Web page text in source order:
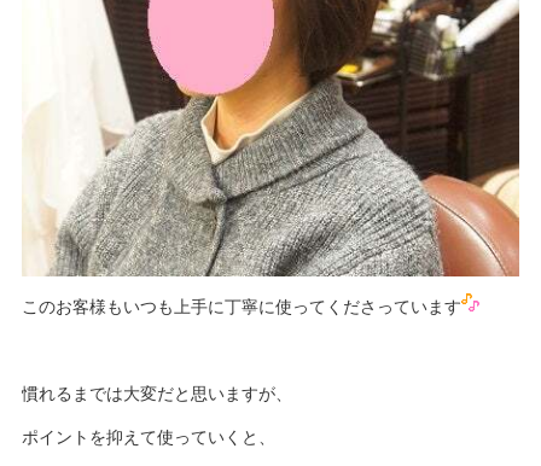
このお客様もいつも上手に丁寧に使ってくださっています
慣れるまでは大変だと思いますが、
ポイントを抑えて使っていくと、